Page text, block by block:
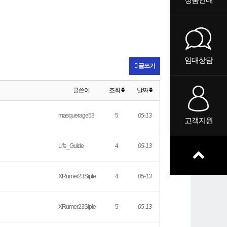
임대상담
고객지원
글쓰기
글쓴이 조회 날짜
masquerage53 5 05-13
Life_Guide 4 05-13
XRumer23Siple 4 05-13
XRumer23Siple 5 05-13